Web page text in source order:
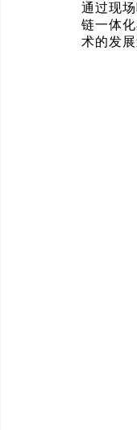
通过现
链一体
术的发